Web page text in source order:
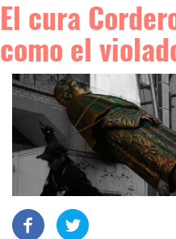
El cura
como el